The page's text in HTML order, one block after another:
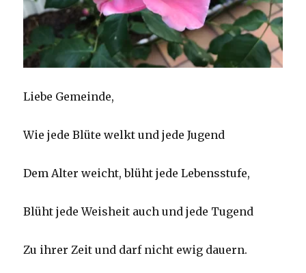
Liebe Gemeinde,
Wie jede Blüte welkt und jede Jugend
Dem Alter weicht, blüht jede Lebensstufe,
Blüht jede Weisheit auch und jede Tugend
Zu ihrer Zeit und darf nicht ewig dauern.